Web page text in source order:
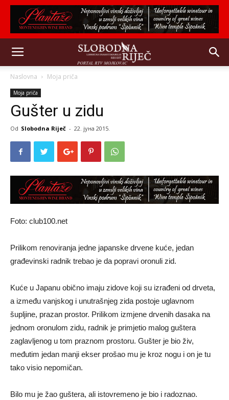
Naslovna Moja priča
Moja priča
Gušter u zidu
Od Slobodna Riječ - 22. јуна 2015.
Foto: club100.net
Prilikom renoviranja jedne japanske drvene kuće, jedan
građevinski radnik trebao je da popravi oronuli zid.
Kuće u Japanu obično imaju zidove koji su izrađeni od drveta,
a između vanjskog i unutrašnjeg zida postoje uglavnom
šupljine, prazan prostor. Prilikom izmjene drvenih dasaka na
jednom oronulom zidu, radnik je primjetio malog guštera
zaglavljenog u tom praznom prostoru. Gušter je bio živ,
međutim jedan manji ekser prošao mu je kroz nogu i on je tu
tako visio nepomičan.
Bilo mu je žao guštera, ali istovremeno je bio i radoznao.